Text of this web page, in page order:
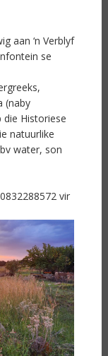
aan ‘n Verblyf
se
(naby
Historiese
natuurlike
water, son
vir